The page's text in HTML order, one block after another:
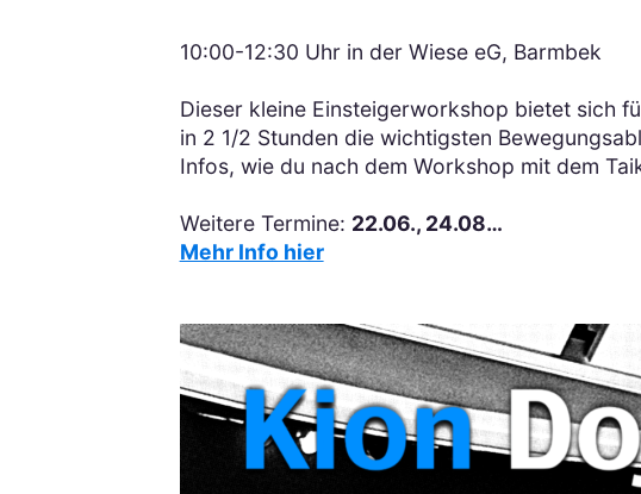
10:00-12:30 Uhr in der Wiese eG, Barmbek
Dieser kleine Einsteigerworkshop bietet sich
in 2 1/2 Stunden die wichtigsten
Infos, wie du nach dem Workshop mit dem
Weitere Termine: 22.06., 24.08…
Mehr Info hier